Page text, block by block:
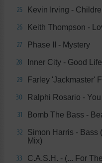
25 Kevin Irving -
26 Keith Thompson -
27 Phase II - Mystery
28 Inner City - Good Life
29 Farley 'Jackmaster'
30 Ralphi Rosario -
31 Bomb The Bass -
32
Simon Harris - Bass
Mix)
33 C.A.S.H. - (... For